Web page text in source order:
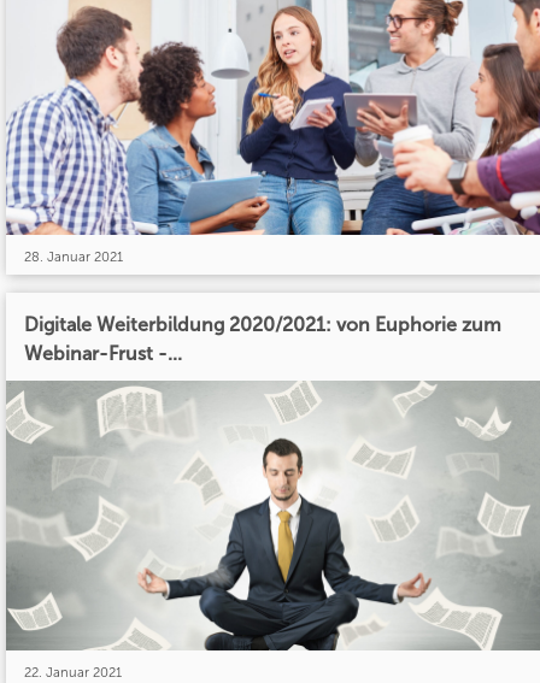
28. Januar 2021
Digitale Weiterbildung 2020/2021: von Euphorie zum
Webinar-Frust -...
22. Januar 2021